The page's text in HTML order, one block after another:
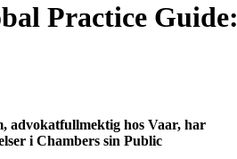
Practice Guide:
advokatfullmektig hos Vaar, har
i Chambers sin Public